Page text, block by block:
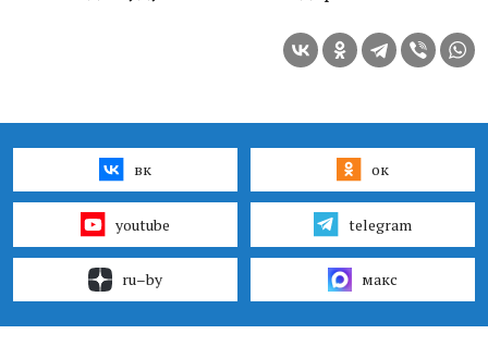
вк ок
youtube telegram
ru–by макс